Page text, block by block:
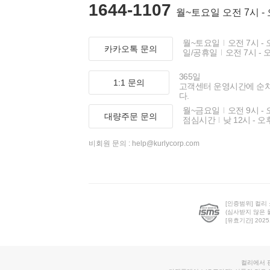
1644-1107 월~토요일 오전 7시 -
카카오톡 문의
월~토요일
오전 7시 -
일/공휴일
오전 7시 -
1:1 문의
365일
고객센터 운영시간에 순
다.
대량주문 문의
월~금요일
오전 9시 -
점심시간
낮 12시 - 오
비회원 문의 : help@kurlycorp.com
[인증범위] 컬리
(심사받지 않은
[유효기간]
컬리에서